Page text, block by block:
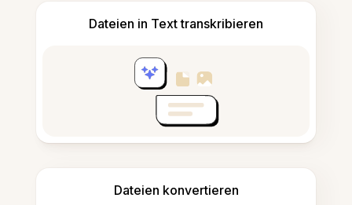
Dateien in Text transkribieren
Dateien konvertieren